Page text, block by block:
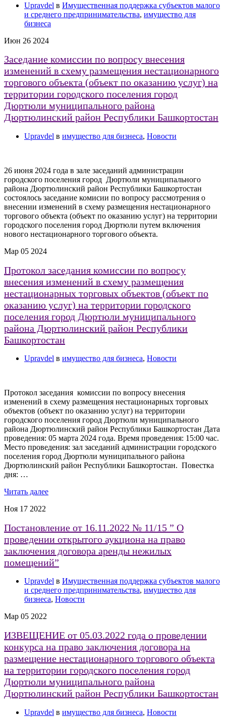
Upravdel в Имущественная поддержка субъектов малого
и среднего предпринимательства, имущество для
бизнеса
Июн 26 2024
Заседание комиссии по вопросу внесения
изменений в схему размещения нестационарного
торгового объекта (объект по оказанию услуг) на
территории городского поселения город
Дюртюли муниципального района
Дюртюлинский район Республики Башкортостан
Upravdel в имущество для бизнеса, Новости
26 июня 2024 года в зале заседаний администрации
городского поселения город Дюртюли муниципального
района Дюртюлинский район Республики Башкортостан
состоялось заседание комисии по вопросу рассмотрения о
внесении изменений в схему размещения нестационарного
торгового объекта (объект по оказанию услуг) на территории
городского поселения город Дюртюли путем включения
нового нестационарного торгового объекта.
Мар 05 2024
Протокол заседания комиссии по вопросу
внесения изменений в схему размещения
нестационарных торговых объектов (объект по
оказанию услуг) на территории городского
поселения город Дюртюли муниципального
района Дюртюлинский район Республики
Башкортостан
Upravdel в имущество для бизнеса, Новости
Протокол заседания комиссии по вопросу внесения
изменений в схему размещения нестационарных торговых
объектов (объект по оказанию услуг) на территории
городского поселения город Дюртюли муниципального
района Дюртюлинский район Республики Башкортостан Дата
проведения: 05 марта 2024 года. Время проведения: 15:00 час.
Место проведения: зал заседаний администрации городского
поселения город Дюртюли муниципального района
Дюртюлинский район Республики Башкортостан. Повестка
дня: …
Читать далее
Ноя 17 2022
Постановление от 16.11.2022 № 11/15 ” О
проведении открытого аукциона на право
заключения договора аренды нежилых
помещений”
Upravdel в Имущественная поддержка субъектов малого
и среднего предпринимательства, имущество для
бизнеса, Новости
Мар 05 2022
ИЗВЕЩЕНИЕ от 05.03.2022 года о проведении
конкурса на право заключения договора на
размещение нестационарного торгового объекта
на территории городского поселения город
Дюртюли муниципального района
Дюртюлинский район Республики Башкортостан
Upravdel в имущество для бизнеса, Новости